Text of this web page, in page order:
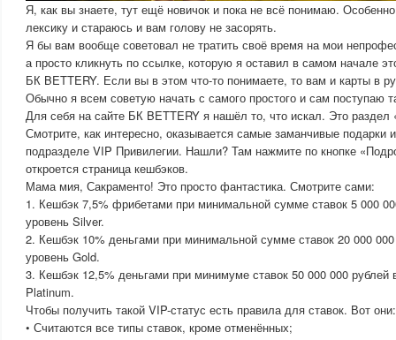
Я, как вы знаете, тут ещё новичок и пока не всё понимаю.
лексику и стараюсь и вам голову не засорять.
Я бы вам вообще советовал не тратить своё время на мои
а просто кликнуть по ссылке, которую я оставил в самом начале
БК BETTERY. Если вы в этом что-то понимаете, то вам и карты в
Обычно я всем советую начать с самого простого и сам поступаю
Для себя на сайте БК BETTERY я нашёл то, что искал. Это раздел
Смотрите, как интересно, оказывается самые заманчивые подарки
подразделе VIP Привилегии. Нашли? Там нажмите по кнопке
откроется страница кешбэков.
Мама мия, Сакраменто! Это просто фантастика. Смотрите сами:
1. Кешбэк 7,5% фрибетами при минимальной сумме ставок 5 000
уровень Silver.
2. Кешбэк 10% деньгами при минимальной сумме ставок 20 000
уровень Gold.
3. Кешбэк 12,5% деньгами при минимуме ставок 50 000 000 рублей
Platinum.
Чтобы получить такой VIP-статус есть правила для ставок. Вот они:
• Считаются все типы ставок, кроме отменённых;